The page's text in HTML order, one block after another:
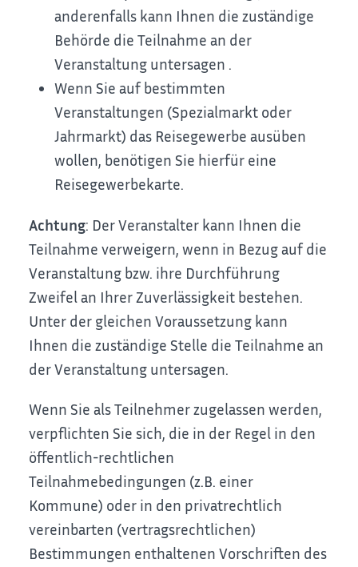
anderenfalls kann Ihnen die zuständige
Behörde die Teilnahme an der
Veranstaltung untersagen .
Wenn Sie auf bestimmten
Veranstaltungen (Spezialmarkt oder
Jahrmarkt) das Reisegewerbe ausüben
wollen, benötigen Sie hierfür eine
Reisegewerbekarte.
Achtung: Der Veranstalter kann Ihnen die
Teilnahme verweigern, wenn in Bezug auf die
Veranstaltung bzw. ihre Durchführung
Zweifel an Ihrer Zuverlässigkeit bestehen.
Unter der gleichen Voraussetzung kann
Ihnen die zuständige Stelle die Teilnahme an
der Veranstaltung untersagen.
Wenn Sie als Teilnehmer zugelassen werden,
verpflichten Sie sich, die in der Regel in den
öffentlich-rechtlichen
Teilnahmebedingungen (z.B. einer
Kommune) oder in den privatrechtlich
vereinbarten (vertragsrechtlichen)
Bestimmungen enthaltenen Vorschriften des